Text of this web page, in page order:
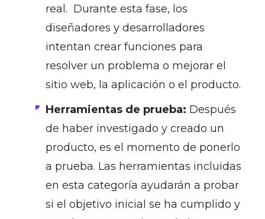
real. Durante esta fase, los
diseñadores y desarrolladores
intentan crear funciones para
resolver un problema o mejorar el
sitio web, la aplicación o el producto.
Herramientas de prueba: Después
de haber investigado y creado un
producto, es el momento de ponerlo
a prueba. Las herramientas incluidas
en esta categoría ayudarán a probar
si el objetivo inicial se ha cumplido y